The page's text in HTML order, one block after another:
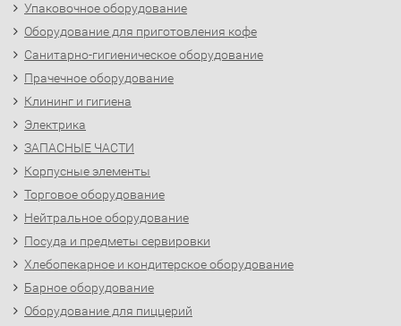
Упаковочное оборудование
Оборудование для приготовления кофе
Санитарно-гигиеническое оборудование
Прачечное оборудование
Клининг и гигиена
Электрика
ЗАПАСНЫЕ ЧАСТИ
Корпусные элементы
Торговое оборудование
Нейтральное оборудование
Посуда и предметы сервировки
Хлебопекарное и кондитерское оборудование
Барное оборудование
Оборудование для пиццерий